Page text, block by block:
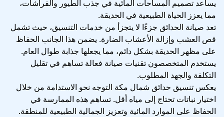
يساعد تصميم المساحات المائية في جذب الطيور والفراشات،
مما يعزز الحياة الطبيعية في الحديقة.
تعد صيانة الحدائق جزءًا لا يتجزأ من خدمات التنسيق، حيث تشمل
قص العشب وإزالة الأعشاب الضارة. يضمن هذا الجانب الحفاظ
على مظهر الحديقة بشكل دائم، مما يجعلها جذابة طوال العام.
يستخدم المتخصصون تقنيات صيانة فعالة تساهم في تقليل
التكلفة والجهد المطلوب.
يعكس تنسيق حدائق شمال مكة التوجه نحو الاستدامة من خلال
اختيار نباتات تحتاج إلى مياه أقل. تساهم هذه الممارسة في
الحفاظ على الموارد المائية وتعزيز الجمالية الطبيعية للمنطقة.